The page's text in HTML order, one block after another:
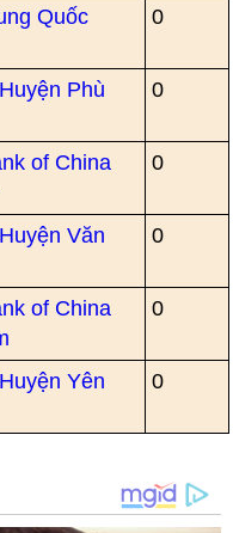
Quốc
0
Phù
0
of China
0
Văn
0
of China
0
Yên
0